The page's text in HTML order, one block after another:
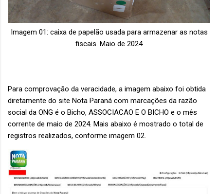
Imagem 01: caixa de papelão usada para armazenar as notas
fiscais. Maio de 2024
Para comprovação da veracidade, a imagem abaixo foi obtida
diretamente do site Nota Paraná com marcações da razão
social da ONG é o Bicho, ASSOCIACAO E O BICHO e o mês
corrente de maio de 2024. Mais abaixo é mostrado o total de
registros realizados, conforme imagem 02.